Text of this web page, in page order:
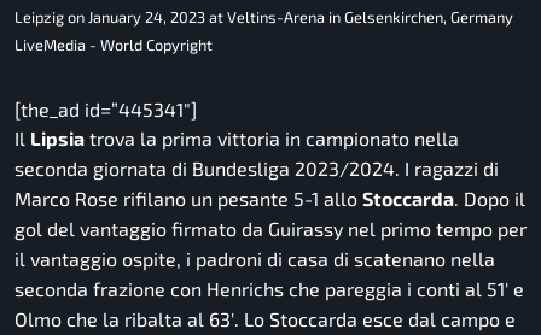
Leipzig on January 24, 2023 at Veltins-Arena in Gelsenkirchen, Germany
LiveMedia - World Copyright
[the_ad id=”445341″]
Il Lipsia trova la prima vittoria in campionato nella
seconda giornata di Bundesliga 2023/2024. I ragazzi di
Marco Rose rifilano un pesante 5-1 allo Stoccarda. Dopo il
gol del vantaggio firmato da Guirassy nel primo tempo per
il vantaggio ospite, i padroni di casa di scatenano nella
seconda frazione con Henrichs che pareggia i conti al 51′ e
Olmo che la ribalta al 63′. Lo Stoccarda esce dal campo e